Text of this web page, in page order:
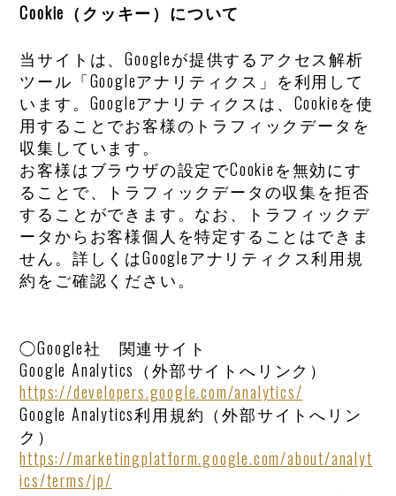
Cookie（クッキー）について
当サイトは、Googleが提供するアクセス解析
ツール「Googleアナリティクス」を利用して
います。Googleアナリティクスは、Cookieを使
用することでお客様のトラフィックデータを
収集しています。
お客様はブラウザの設定でCookieを無効にす
ることで、トラフィックデータの収集を拒否
することができます。なお、トラフィックデ
ータからお客様個人を特定することはできま
せん。詳しくはGoogleアナリティクス利用規
約をご確認ください。
◯Google社 関連サイト
Google Analytics（外部サイトへリンク）
https://developers.google.com/analytics/
Google Analytics利用規約（外部サイトへリン
ク）
https://marketingplatform.google.com/about/analyt
ics/terms/jp/